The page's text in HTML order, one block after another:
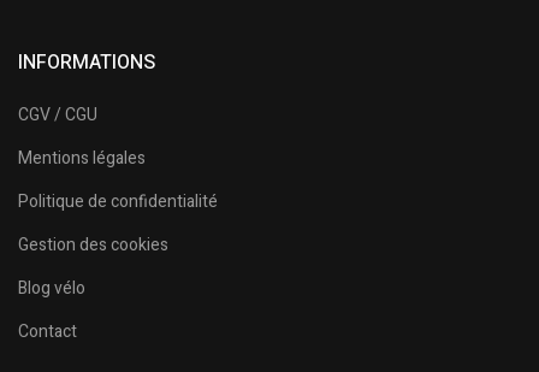
INFORMATIONS
CGV / CGU
Mentions légales
Politique de confidentialité
Gestion des cookies
Blog vélo
Contact